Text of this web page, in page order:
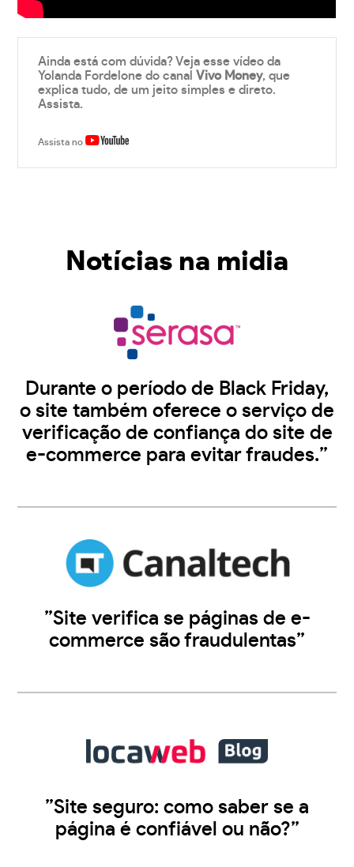
Ainda está com dúvida? Veja esse vídeo da
Yolanda Fordelone do canalVivo Money, que
explica tudo, de um jeito simples e direto.
Assista.
Assista no
Notícias na midia
Durante o período de Black Friday,
o site também oferece o serviço de
verificação de confiança do site de
e-commerce para evitar fraudes.”
”Site verifica se páginas de e-
commerce são fraudulentas”
”Site seguro: como saber se a
página é confiável ou não?”